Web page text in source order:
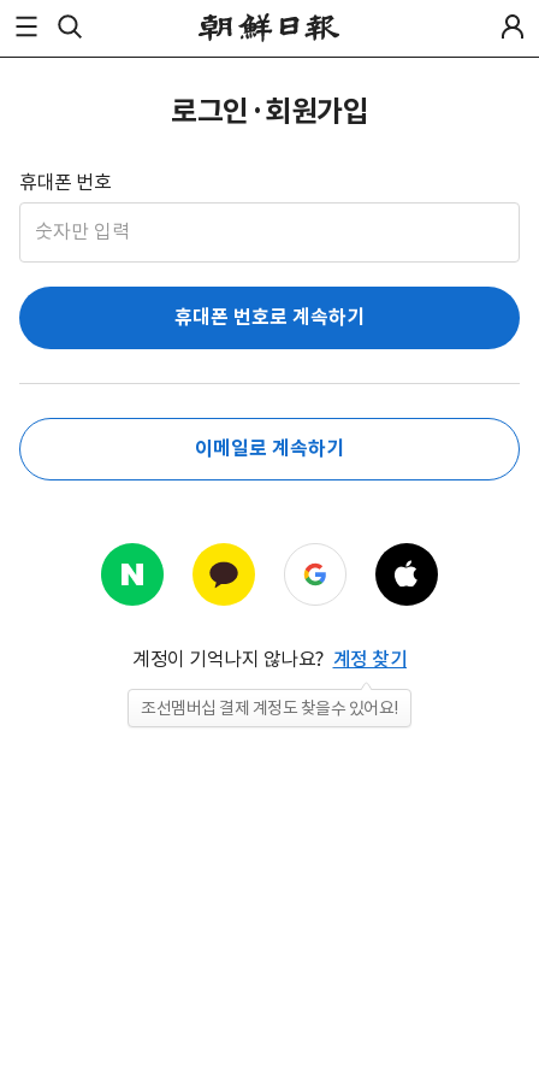
로그인·회원가입
휴대폰 번호
휴대폰 번호로 계속하기
이메일로 계속하기
계정이 기억나지 않나요? 계정 찾기
조선멤버십 결제 계정도 찾을수 있어요!